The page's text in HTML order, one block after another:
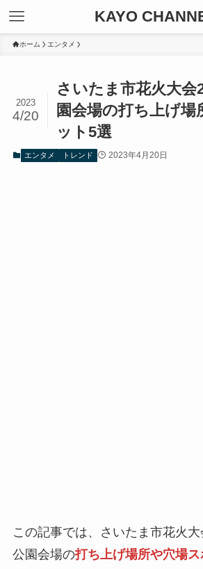
KAYO
ホーム エンタメ
さいたま市花火大会
園会場の打ち上げ場
ット5選
2023
4/20
エンタメ トレンド 2023年4月20日
この記事では、さいたま市花火
公園会場の打ち上げ場所や穴場ス